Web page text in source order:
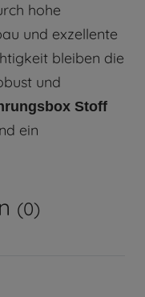
hohe
und exzellente
bleiben die
und
Stoff
ein
(0)